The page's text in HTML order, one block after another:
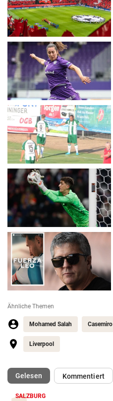
Ähnliche Themen
Mohamed Salah Casemiro
Liverpool
Gelesen(ausgewählt)Kommentiert
SALZBURG